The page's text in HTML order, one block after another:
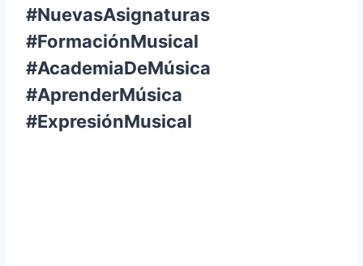
#NuevasAsignaturas
#FormaciónMusical
#AcademiaDeMúsica
#AprenderMúsica
#ExpresiónMusical